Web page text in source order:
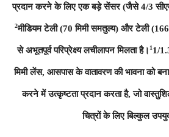
प्रदान करने के लिए एक बड़े सेंसर (जैसे 4/3
2मीडियम टेली (70 मिमी समतुल्य) और टेली
से अभूतपूर्व परिप्रेक्ष्य लचीलापन मिलता है। 11/
मिमी लेंस, आसपास के वातावरण की भावना को
करने में उत्कृष्टता प्रदान करता है, जो
चित्रों के लिए बिल्कुल